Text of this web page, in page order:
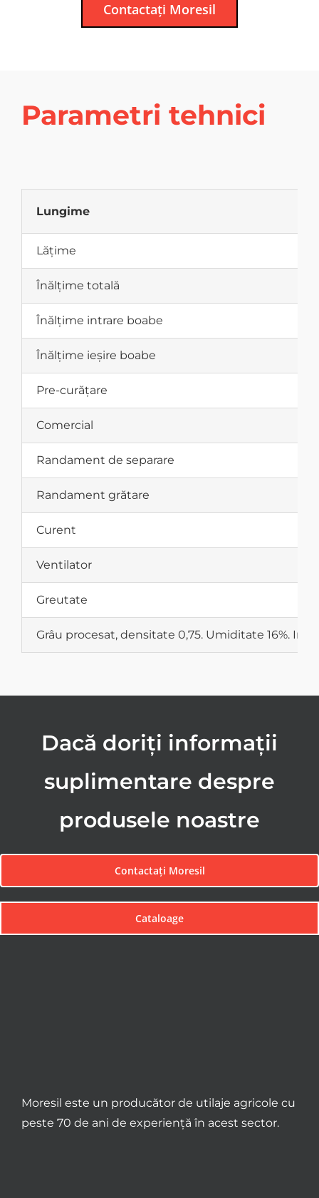
Contactați Moresil
Parametri tehnici
Lungime
Lățime
Înălțime totală
Înălțime intrare boabe
Înălțime ieșire boabe
Pre-curățare
Comercial
Randament de separare
Randament grătare
Curent
Ventilator
Greutate
Grâu procesat, densitate 0,75. Umiditate 16%.
Dacă doriți informații
suplimentare despre
produsele noastre
Contactați Moresil
Cataloage
Moresil este un producător de utilaje agricole cu
peste 70 de ani de experiență în acest sector.